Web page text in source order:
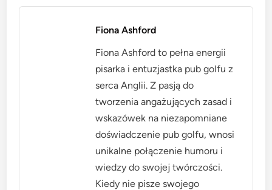
Fiona Ashford
Fiona Ashford to pełna energii
pisarka i entuzjastka pub golfu z
serca Anglii. Z pasją do
tworzenia angażujących zasad i
wskazówek na niezapomniane
doświadczenie pub golfu, wnosi
unikalne połączenie humoru i
wiedzy do swojej twórczości.
Kiedy nie pisze swojego